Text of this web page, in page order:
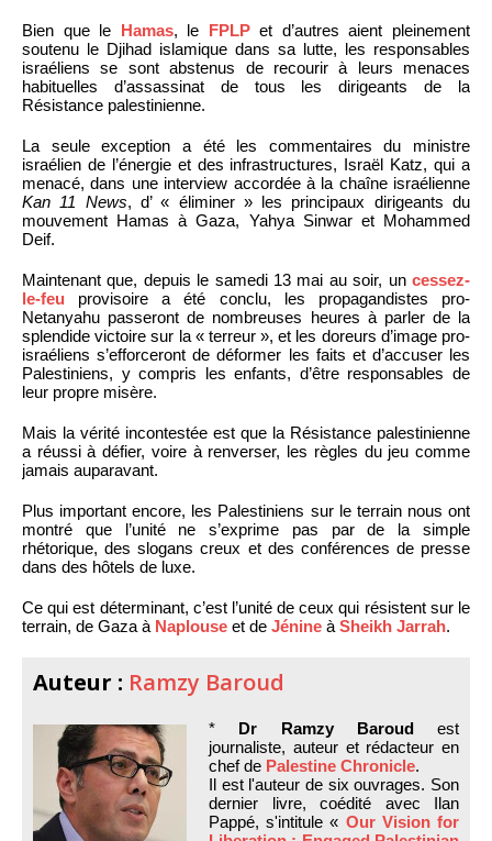
Bien que le Hamas, le FPLPet d’autres aient pleinement
soutenu le Djihad islamique dans sa lutte, les responsables
israéliens se sont abstenus de recourir à leurs menaces
habituelles d’assassinat de tous les dirigeants de la
Résistance palestinienne.
La seule exception a été les commentaires du ministre
israélien de l’énergie et des infrastructures, Israël Katz, qui a
menacé, dans une interview accordée à la chaîne israélienne
Kan 11 News, d’ « éliminer » les principaux dirigeants du
mouvement Hamas à Gaza, Yahya Sinwar et Mohammed
Deif.
Maintenant que, depuis le samedi 13 mai au soir, un cessez-
le-feu provisoire a été conclu, les propagandistes pro-
Netanyahu passeront de nombreuses heures à parler de la
splendide victoire sur la « terreur », et les doreurs d’image pro-
israéliens s’efforceront de déformer les faits et d’accuser les
Palestiniens, y compris les enfants, d’être responsables de
leur propre misère.
Mais la vérité incontestée est que la Résistance palestinienne
a réussi à défier, voire à renverser, les règles du jeu comme
jamais auparavant.
Plus important encore, les Palestiniens sur le terrain nous ont
montré que l’unité ne s’exprime pas par de la simple
rhétorique, des slogans creux et des conférences de presse
dans des hôtels de luxe.
Ce qui est déterminant, c’est l’unité de ceux qui résistent sur le
terrain, de Gaza à Naplouse et de Jénine à Sheikh Jarrah.
Auteur : Ramzy Baroud
* Dr Ramzy Baroudest
journaliste, auteur et rédacteur en
chef de Palestine Chronicle.
Il est l'auteur de six ouvrages. Son
dernier livre, coédité avec Ilan
Pappé, s'intitule « Our Vision for